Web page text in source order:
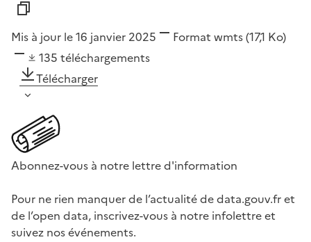
Mis à jour le 16 janvier 2025 Format wmts(17,1 Ko)
135 téléchargements
Télécharger
Abonnez-vous à notre lettre d'information
Pour ne rien manquer de l’actualité de data.gouv.fr et
de l’open data, inscrivez-vous à notre infolettre et
suivez nos événements.